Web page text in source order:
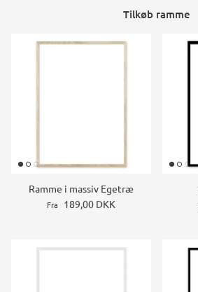
Tilkøb ramme
Ramme i massiv Egetræ
Fra 189,00 DKK